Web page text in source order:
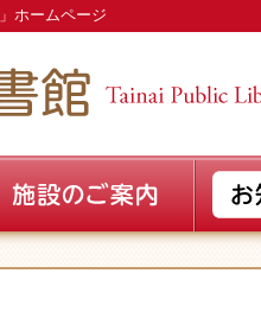
ホームページ